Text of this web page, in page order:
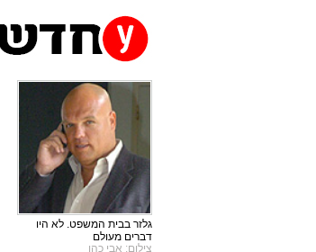
גלזר בבית המשפט. לא היו
דברים מעולם
צילום: אבי כהן